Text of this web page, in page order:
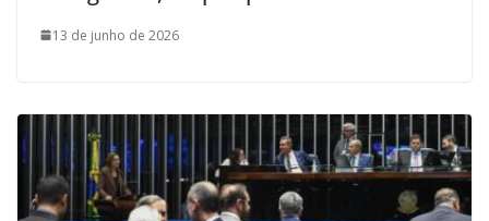
13 de junho de 2026